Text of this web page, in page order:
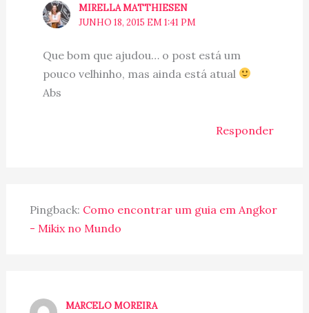
MIRELLA MATTHIESEN
JUNHO 18, 2015 EM 1:41 PM
Que bom que ajudou… o post está um
pouco velhinho, mas ainda está atual
Abs
Responder
Pingback: Como encontrar um guia em Angkor
- Mikix no Mundo
MARCELO MOREIRA